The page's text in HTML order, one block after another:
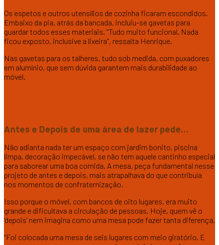
Os espetos e outros utensílios de cozinha ficaram escondidos.
Embaixo da pia, atrás da bancada, incluiu-se gavetas para
guardar todos esses materiais. “Tudo muito funcional. Nada
ficou exposto, inclusive a lixeira”, ressalta Henrique.
Nas gavetas para os talheres, tudo sob medida, com puxadores
em alumínio, que sem dúvida garantem mais durabilidade ao
móvel.
Antes e Depois de uma área de lazer pede…
Não adianta nada ter um espaço com jardim bonito, piscina
limpa, decoração impecável, se não tem aquele cantinho especial
para saborear uma boa comida. A mesa, peça fundamental nesse
projeto de antes e depois, mais atrapalhava do que contribuía
nos momentos de confraternização.
Isso porque o móvel, com bancos de oito lugares, era muito
grande e dificultava a circulação de pessoas. Hoje, quem vê o
‘depois’ nem imagina como uma mesa pode fazer tanta diferença.
“Foi colocada uma mesa de seis lugares com meio giratório. E